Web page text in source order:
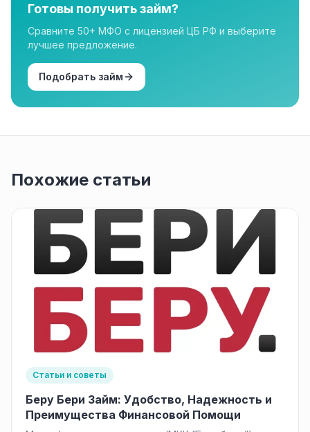
Готовы получить займ?
Сравните 50+ МФО с лицензией ЦБ РФ и выберите
лучшее предложение.
Подобрать займ
Похожие статьи
Статьи и советы
Беру Бери Займ: Удобство, Надежность и
Преимущества Финансовой Помощи